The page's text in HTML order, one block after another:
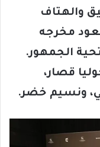
والهتاف
مخرجه
الجمهور.
قصار،
ونسيم خضر.